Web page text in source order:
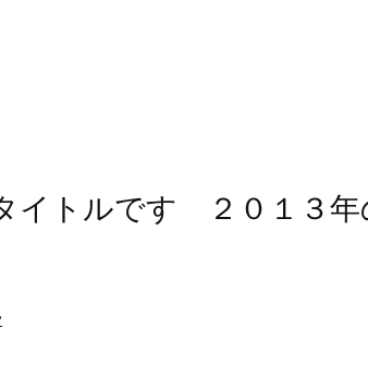
イトルです ２０１３年